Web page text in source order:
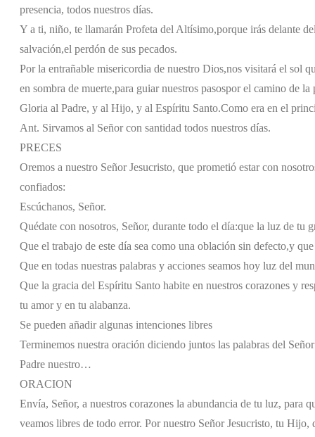
presencia, todos nuestros días.
Y a ti, niño, te llamarán Profeta del Altísimo,porque irás delante
salvación,el perdón de sus pecados.
Por la entrañable misericordia de nuestro Dios,nos visitará el sol
en sombra de muerte,para guiar nuestros pasospor el camino de la
Gloria al Padre, y al Hijo, y al Espíritu Santo.Como era en el
Ant. Sirvamos al Señor con santidad todos nuestros días.
PRECES
Oremos a nuestro Señor Jesucristo, que prometió estar con
confiados:
Escúchanos, Señor.
Quédate con nosotros, Señor, durante todo el día:que la luz de tu
Que el trabajo de este día sea como una oblación sin defecto,y que
Que en todas nuestras palabras y acciones seamos hoy luz del
Que la gracia del Espíritu Santo habite en nuestros corazones y
tu amor y en tu alabanza.
Se pueden añadir algunas intenciones libres
Terminemos nuestra oración diciendo juntos las palabras del
Padre nuestro…
ORACION
Envía, Señor, a nuestros corazones la abundancia de tu luz, para
veamos libres de todo error. Por nuestro Señor Jesucristo, tu